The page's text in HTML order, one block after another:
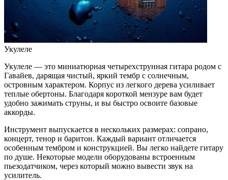
Укулеле
Укулеле — это миниатюрная четырехструнная гитара родом с
Гавайев, дарящая чистый, яркий тембр с солнечным,
островным характером. Корпус из легкого дерева усиливает
теплые обертоны. Благодаря короткой мензуре вам будет
удобно зажимать струны, и вы быстро освоите базовые
аккорды.
Инструмент выпускается в нескольких размерах: сопрано,
концерт, тенор и баритон. Каждый вариант отличается
особенным тембром и конструкцией. Вы легко найдете гитару
по душе. Некоторые модели оборудованы встроенным
пьезодатчиком, через который можно вывести звук на
усилитель.